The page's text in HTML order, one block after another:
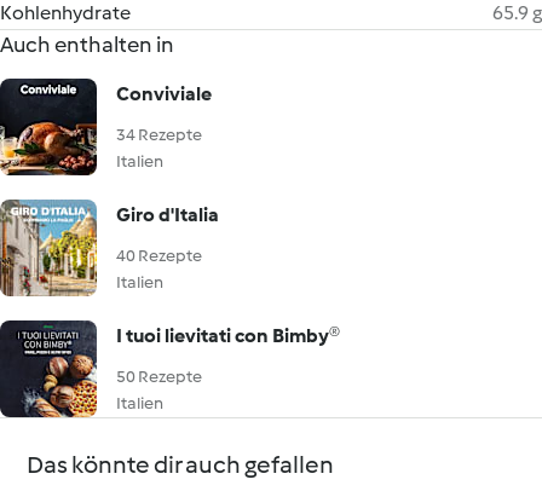
Kohlenhydrate
65.9 g
Auch enthalten in
Conviviale
34 Rezepte
Italien
Giro d'Italia
40 Rezepte
Italien
I tuoi lievitati con Bimby®
50 Rezepte
Italien
Das könnte dir auch gefallen